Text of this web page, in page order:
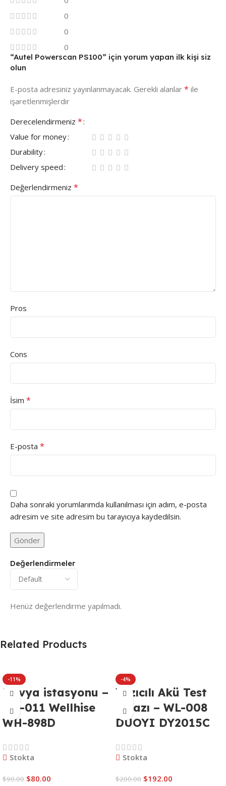
0
0
0
Değerlendirmeler
Henüz değerlendirme yapılmadı.
“Autel Powerscan PS100” için yorum yapan ilk kişi siz
olun
E-posta adresiniz yayınlanmayacak. Gerekli alanlar * ile
işaretlenmişlerdir
Derecelendirmeniz *
Value for money
Durability
Delivery speed
Değerlendirmeniz *
Pros
Cons
İsim *
E-posta *
Daha sonraki yorumlarımda kullanılması için adım, e-posta
adresim ve site adresim bu tarayıcıya kaydedilsin.
Related Products
-11%
Havya istasyonu –
WL-011 Wellhise
WH-898D
Stokta
$90.00 $80.00
-4%
Yazıcılı Akü Test
Cihazı – WL-008
DUOYI DY2015C
Stokta
$200.00 $192.00